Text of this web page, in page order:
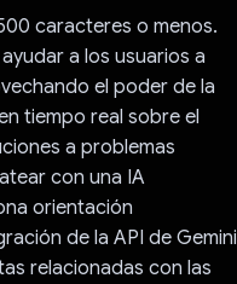
caracteres o menos.
a los usuarios a
el poder de la
tiempo real sobre el
a problemas
con una IA
orientación
de la API de Gemini
relacionadas con las